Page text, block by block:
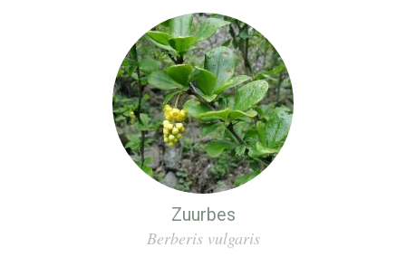
Zuurbes
Berberis vulgaris